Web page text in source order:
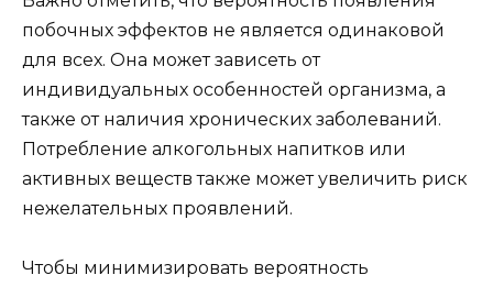
побочных эффектов не является одинаковой
для всех. Она может зависеть от
индивидуальных особенностей организма, а
также от наличия хронических заболеваний.
Потребление алкогольных напитков или
активных веществ также может увеличить риск
нежелательных проявлений.
Чтобы минимизировать вероятность